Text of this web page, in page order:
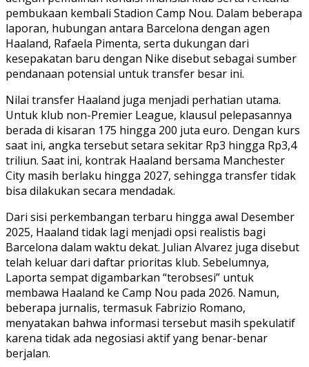
pembukaan kembali Stadion Camp Nou. Dalam beberapa
laporan, hubungan antara Barcelona dengan agen
Haaland, Rafaela Pimenta, serta dukungan dari
kesepakatan baru dengan Nike disebut sebagai sumber
pendanaan potensial untuk transfer besar ini.
Nilai transfer Haaland juga menjadi perhatian utama.
Untuk klub non-Premier League, klausul pelepasannya
berada di kisaran 175 hingga 200 juta euro. Dengan kurs
saat ini, angka tersebut setara sekitar Rp3 hingga Rp3,4
triliun. Saat ini, kontrak Haaland bersama Manchester
City masih berlaku hingga 2027, sehingga transfer tidak
bisa dilakukan secara mendadak.
Dari sisi perkembangan terbaru hingga awal Desember
2025, Haaland tidak lagi menjadi opsi realistis bagi
Barcelona dalam waktu dekat. Julian Alvarez juga disebut
telah keluar dari daftar prioritas klub. Sebelumnya,
Laporta sempat digambarkan “terobsesi” untuk
membawa Haaland ke Camp Nou pada 2026. Namun,
beberapa jurnalis, termasuk Fabrizio Romano,
menyatakan bahwa informasi tersebut masih spekulatif
karena tidak ada negosiasi aktif yang benar-benar
berjalan.